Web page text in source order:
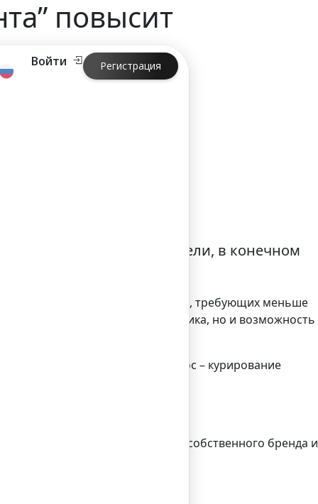
Войти Регистрация
повысит
предприниматели, в конечном
альтернативных стратегий, требующих меньше
привлечь побольше трафика, но и возможность
ответов на этот вопрос – курирование
маркетинга
направленный на подпитку собственного бренда и